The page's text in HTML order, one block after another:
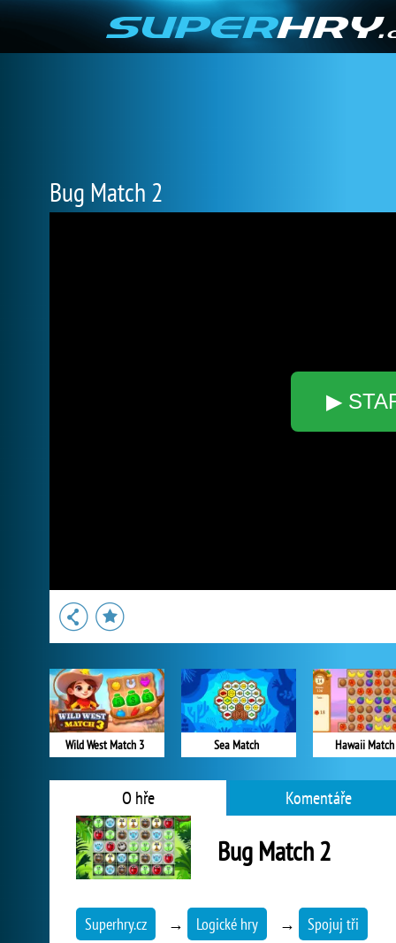
Bug Match 2
▶
Wild West Match 3 Sea Match Hawaii
O hře Komentáře
Bug Match 2
Superhry.cz → Logické hry → Spojuj tři